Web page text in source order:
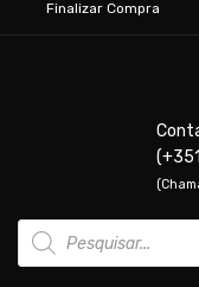
Finalizar Compra
Products
search